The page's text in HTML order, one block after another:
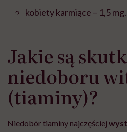
kobiety karmiące – 1,5 mg.
Jakie są
niedoboru
(tiaminy)?
Niedobór tiaminy najczęściej